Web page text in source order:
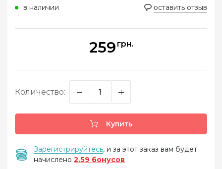
в наличии
оставить отзыв
259 грн.
Количество:
Купить
Зарегистрируйтесь, и за этот заказ вам будет
начислено 2.59 бонусов